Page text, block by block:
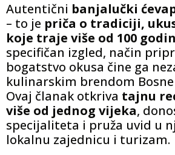
Autentični banjalučki
– to je priča o tradiciji,
koje traje više od 100
specifičan izgled, način
bogatstvo okusa čine ga
kulinarskim brendom Bosne
Ovaj članak otkriva tajnu
više od jednog vijeka,
specijaliteta i pruža uvid u
lokalnu zajednicu i turizam.